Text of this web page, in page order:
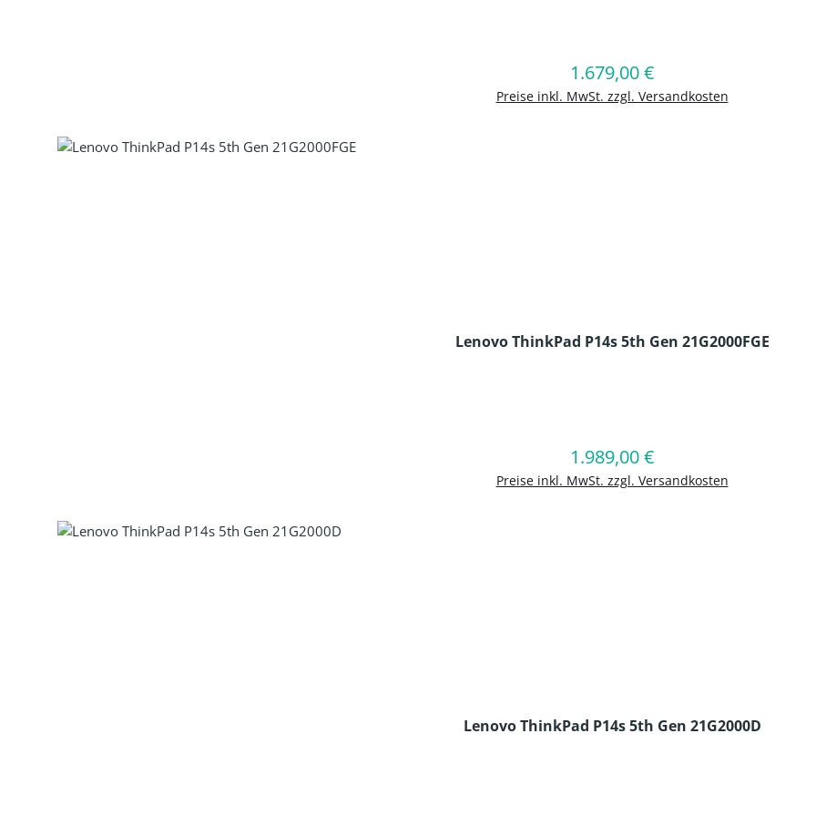
Regulärer Preis:
1.679,00 €
Preise inkl. MwSt. zzgl. Versandkosten
In den Warenkorb
Lenovo ThinkPad P14s 5th Gen 21G2000FGE
Regulärer Preis:
1.989,00 €
Preise inkl. MwSt. zzgl. Versandkosten
In den Warenkorb
Lenovo ThinkPad P14s 5th Gen 21G2000D